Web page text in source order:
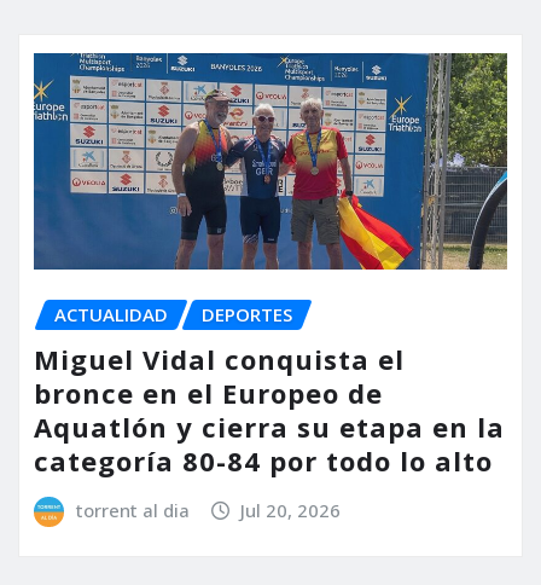
ACTUALIDAD DEPORTES
Miguel Vidal conquista el
bronce en el Europeo de
Aquatlón y cierra su etapa en la
categoría 80-84 por todo lo alto
torrent al dia Jul 20, 2026